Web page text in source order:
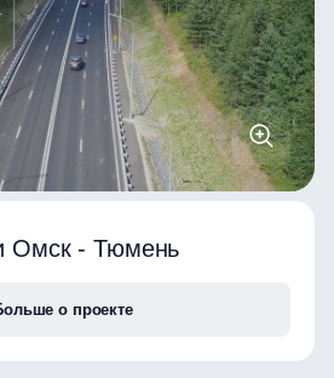
Омск - Тюмень
о проекте